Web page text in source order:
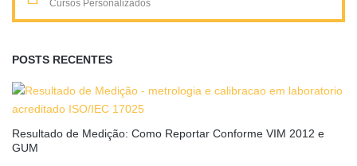
Cursos Personalizados
POSTS RECENTES
Resultado de Medição: Como Reportar Conforme VIM 2012 e
GUM